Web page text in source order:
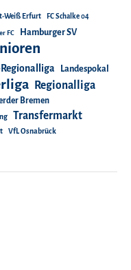
Weiß Erfurt FC Schalke 04
FC Hamburger SV
Landespokal
Regionalliga
Bremen
Transfermarkt
VfL Osnabrück